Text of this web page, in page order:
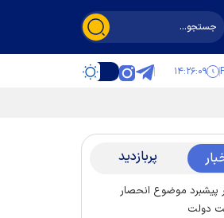
۱۴:۲۶:۱۰
پربازدید
پیشبرد موضوع انحصار
دولت